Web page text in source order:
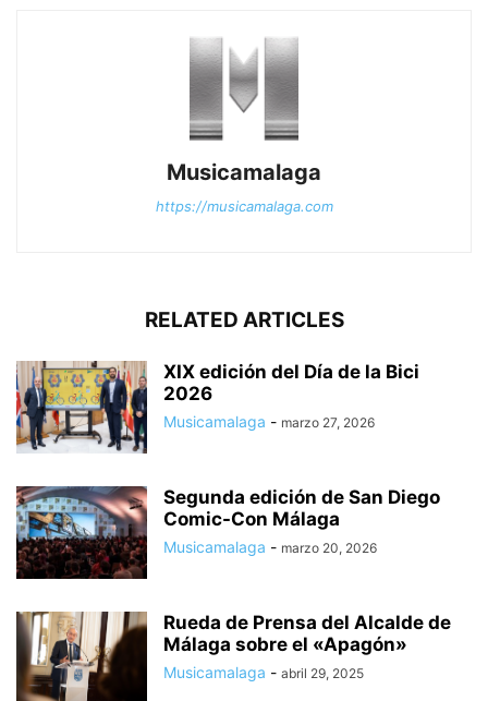
Musicamalaga
https://musicamalaga.com
RELATED ARTICLES
XIX edición del Día de la Bici
2026
Musicamalaga - marzo 27, 2026
Segunda edición de San Diego
Comic-Con Málaga
Musicamalaga - marzo 20, 2026
Rueda de Prensa del Alcalde de
Málaga sobre el «Apagón»
Musicamalaga - abril 29, 2025